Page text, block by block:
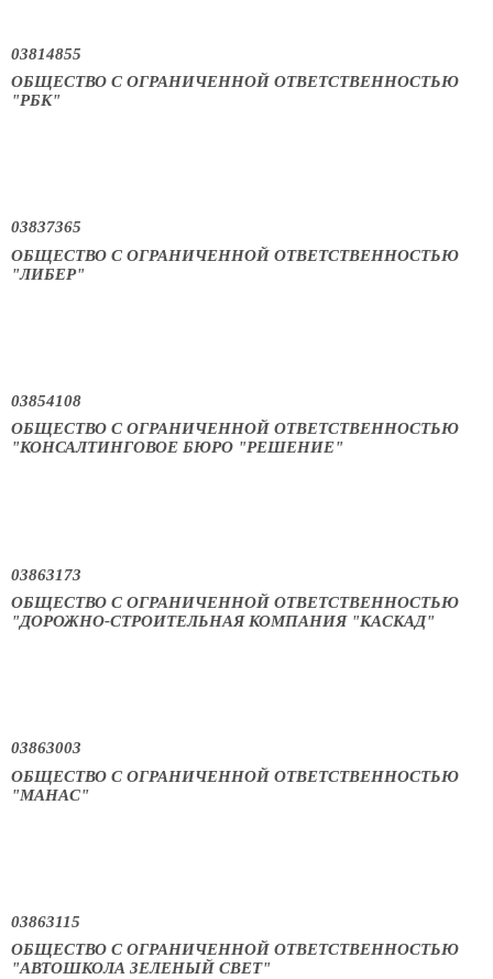
03814855
ОБЩЕСТВО С ОГРАНИЧЕННОЙ ОТВЕТСТВЕННОСТЬЮ
"РБК"
03837365
ОБЩЕСТВО С ОГРАНИЧЕННОЙ ОТВЕТСТВЕННОСТЬЮ
"ЛИБЕР"
03854108
ОБЩЕСТВО С ОГРАНИЧЕННОЙ ОТВЕТСТВЕННОСТЬЮ
"КОНСАЛТИНГОВОЕ БЮРО "РЕШЕНИЕ"
03863173
ОБЩЕСТВО С ОГРАНИЧЕННОЙ ОТВЕТСТВЕННОСТЬЮ
"ДОРОЖНО-СТРОИТЕЛЬНАЯ КОМПАНИЯ "КАСКАД"
03863003
ОБЩЕСТВО С ОГРАНИЧЕННОЙ ОТВЕТСТВЕННОСТЬЮ
"МАНАС"
03863115
ОБЩЕСТВО С ОГРАНИЧЕННОЙ ОТВЕТСТВЕННОСТЬЮ
"АВТОШКОЛА ЗЕЛЕНЫЙ СВЕТ"